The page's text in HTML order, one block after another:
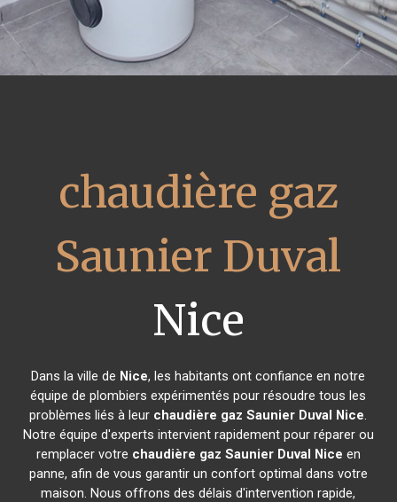
chaudière gaz
Saunier Duval
Nice
Dans la ville de Nice, les habitants ont confiance en notre
équipe de plombiers expérimentés pour résoudre tous les
problèmes liés à leur chaudière gaz Saunier Duval Nice.
Notre équipe d'experts intervient rapidement pour réparer ou
remplacer votre chaudière gaz Saunier Duval Nice en
panne, afin de vous garantir un confort optimal dans votre
maison. Nous offrons des délais d'intervention rapide,